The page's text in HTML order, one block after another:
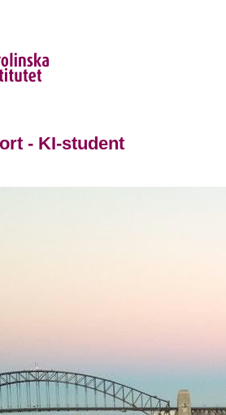
- KI-student